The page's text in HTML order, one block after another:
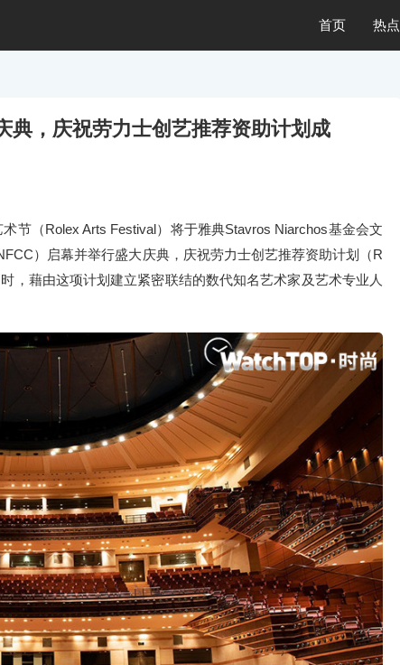
首页 热点
典，庆祝劳力士创艺推荐资助计划成
节（Rolex Arts Festival）将于雅典Stavros Niarchos基金会文
）启幕并举行盛大庆典，庆祝劳力士创艺推荐资助计划（R
，藉由这项计划建立紧密联结的数代知名艺术家及艺术专业人